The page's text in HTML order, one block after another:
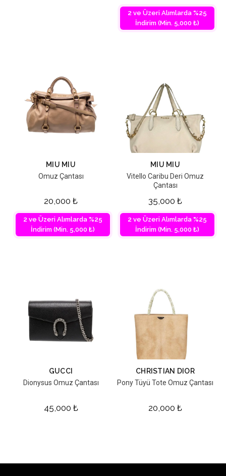
2 ve Üzeri Alımlarda %25
İndirim (Min. 5,000 ₺)
MIU MIU
Omuz Çantası
20,000 ₺
2 ve Üzeri Alımlarda %25
İndirim (Min. 5,000 ₺)
MIU MIU
Vitello Caribu Deri Omuz
Çantası
35,000 ₺
2 ve Üzeri Alımlarda %25
İndirim (Min. 5,000 ₺)
GUCCI
Dionysus Omuz Çantası
45,000 ₺
CHRISTIAN DIOR
Pony Tüyü Tote Omuz Çantası
20,000 ₺